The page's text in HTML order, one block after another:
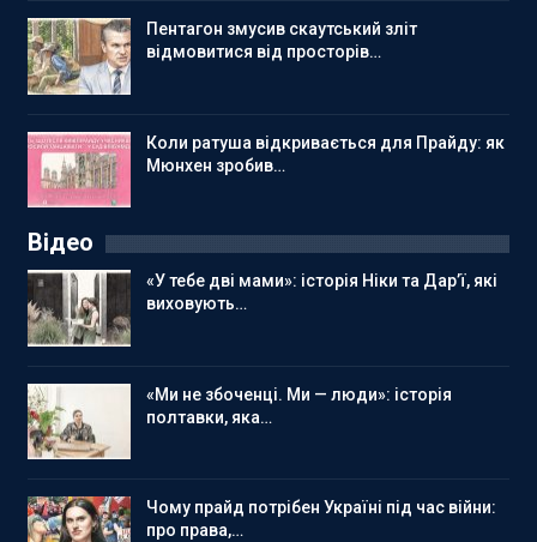
Пентагон змусив скаутський зліт
відмовитися від просторів…
Коли ратуша відкривається для Прайду: як
Мюнхен зробив…
Відео
«У тебе дві мами»: історія Ніки та Дар’ї, які
виховують…
«Ми не збоченці. Ми — люди»: історія
полтавки, яка…
Чому прайд потрібен Україні під час війни:
про права,…